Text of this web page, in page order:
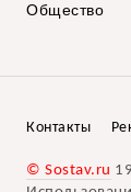
Общество
Контакты
© Sostav.ru